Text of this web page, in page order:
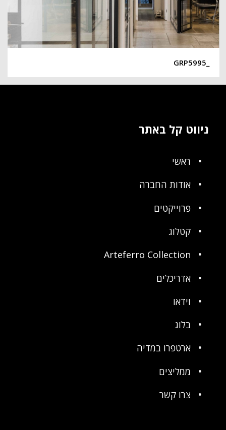
ניווט קל באתר
ראשי
אודות החברה
פרוייקטים
קטלוג
Arteferro Collection
אדריכלים
וידאו
בלוג
ארטפרו במדיה
ממליצים
צרו קשר